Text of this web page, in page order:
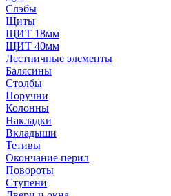
Слэбы
Щиты
ЩИТ 18мм
ЩИТ 40мм
Лестничные элементы
Балясины
Столбы
Поручни
Колонны
Накладки
Вкладыши
Тетивы
Окончание перил
Повороты
Ступени